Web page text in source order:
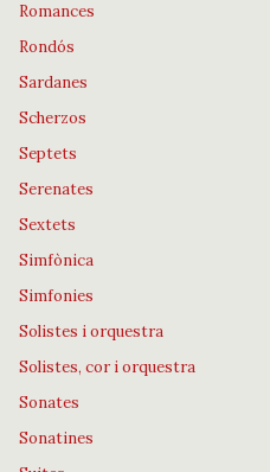
Romances
Rondós
Sardanes
Scherzos
Septets
Serenates
Sextets
Simfònica
Simfonies
Solistes i orquestra
Solistes, cor i orquestra
Sonates
Sonatines